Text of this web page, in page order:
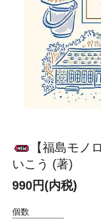
【福島モノ
いこう (著)
990円(内税)
個数